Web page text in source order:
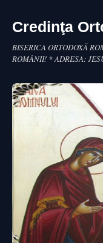
Credinţa
BISERICA ORTODOXĂ
ROMÂNII! * ADRESA: